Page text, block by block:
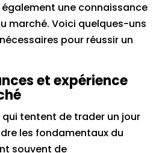
une connaissance
marché. Voici quelques-uns
pour réussir un
et expérience
qui tentent de trader un jour
les fondamentaux du
souvent de